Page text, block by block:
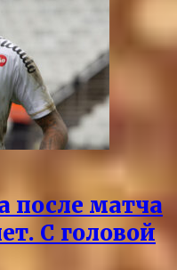
после матча
С головой